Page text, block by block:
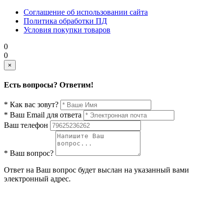
Соглашение об использовании сайта
Политика обработки ПД
Условия покупки товаров
0
0
×
Есть вопросы? Ответим!
* Как вас зовут?
* Ваш Email для ответа
Ваш телефон
* Ваш вопрос?
Ответ на Ваш вопрос будет выслан на указанный вами
электронный адрес.